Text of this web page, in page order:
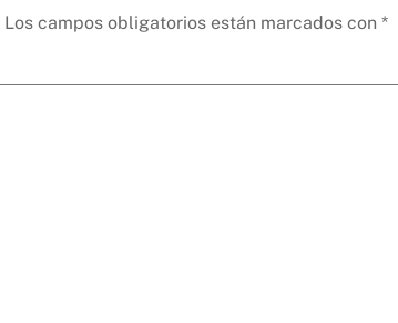
Los campos obligatorios están marcados con *